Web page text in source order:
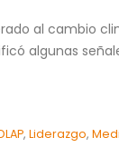
al cambio
algunas
, Liderazgo,